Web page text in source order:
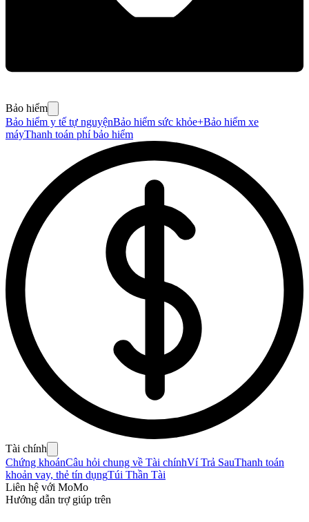
Bảo hiểm
Bảo hiểm y tế tự nguyệnBảo hiểm sức khỏe+Bảo hiểm xe
máyThanh toán phí bảo hiểm
Tài chính
Chứng khoánCâu hỏi chung về Tài chínhVí Trả SauThanh toán
khoản vay, thẻ tín dụngTúi Thần Tài
Liên hệ với MoMo
Hướng dẫn trợ giúp trên